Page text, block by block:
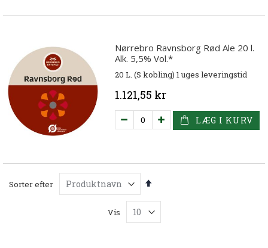
Nørrebro Ravnsborg Rød Ale 20 l.
Alk. 5,5% Vol.*
20 L. (S kobling) 1 uges leveringstid
1.121,55 kr
LÆG I KURV
Sorter efter
Faldende
Vis